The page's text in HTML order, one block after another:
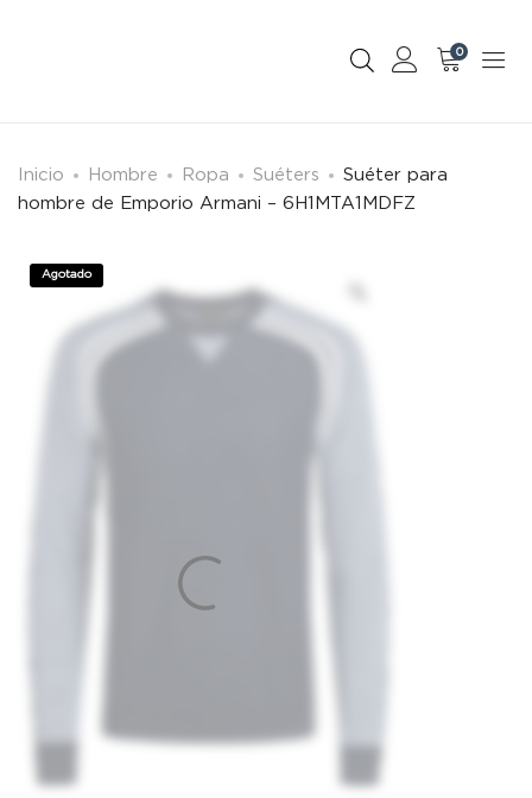
0
Inicio Hombre Ropa Suéters
Suéter para
hombre de Emporio Armani – 6H1MTA1MDFZ
Agotado